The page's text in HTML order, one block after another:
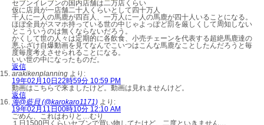
セブンイレブンの国内店舗は二万店くらい
仮に店員が一店舗二十人くらいとして四十万人
千人に一人の馬鹿が四百人、一万人に一人の馬鹿が四十人いることになる。
ほぼ全員がスマホ持っている世の中じゃよっぽど罰を厳しくして周知しない
とこういうのは無くならないだろう。
かくして世の人々は定期的に各飲食、小売チェーンを代表する超絶馬鹿達の
悪ふざけ自爆動画を見てなんでこいつはこんな馬鹿なことしたんだろうと毎
度毎度考えさせられることになる。
いい世の中になったものだ。
返信
arakikenplanning より:
19年02月10日22時59分 10:59 PM
動画はこちらで来ましたけど。動画は見れませんけど。
返信
海@藍貝 (@karokaro1171) より:
19年02月11日00時10分 12:10 AM
ごめん、これはわりと…むり